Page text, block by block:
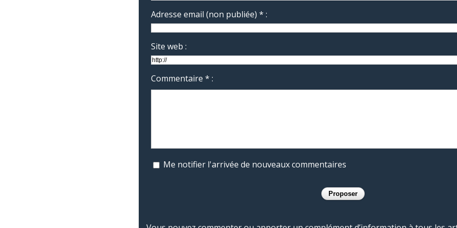
Adresse email (non publiée) * :
Site web :
Commentaire * :
Me notifier l'arrivée de nouveaux commentaires